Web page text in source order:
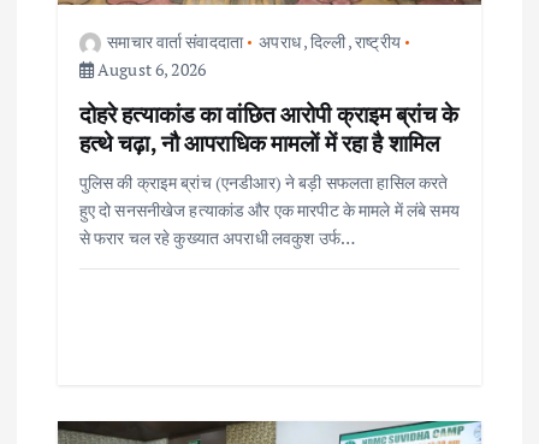
समाचार वार्ता संवाददाता अपराध,दिल्ली,राष्ट्रीय
August 6, 2026
दोहरे हत्याकांड का वांछित आरोपी क्राइम ब्रांच के
हत्थे चढ़ा, नौ आपराधिक मामलों में रहा है शामिल
पुलिस की क्राइम ब्रांच (एनडीआर) ने बड़ी सफलता हासिल करते
हुए दो सनसनीखेज हत्याकांड और एक मारपीट के मामले में लंबे समय
से फरार चल रहे कुख्यात अपराधी लवकुश उर्फ…